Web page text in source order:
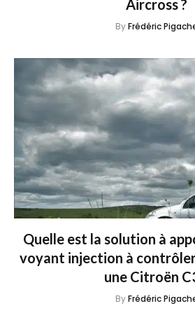
Aircross ?
ByFrédéric
Quelle est la solution à
voyant injection à contrôler
une Citroën
ByFrédéric